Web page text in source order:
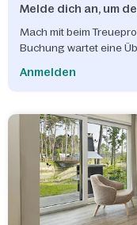
Melde dich an, um
Mach mit beim
Buchung wartet eine
Anmelden